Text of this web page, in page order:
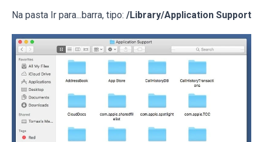
Na pasta Ir para...barra, tipo: /Library/Application Support